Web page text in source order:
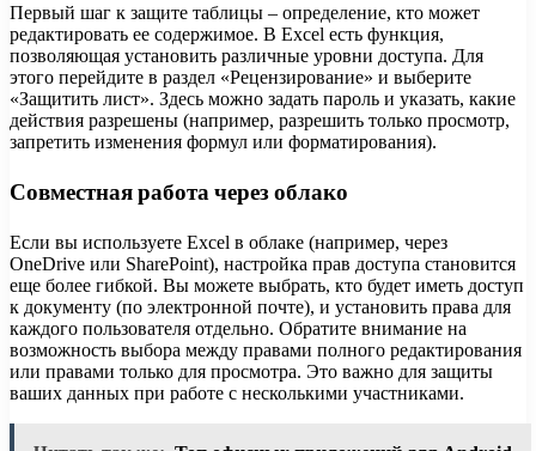
Первый шаг к защите таблицы – определение, кто может
редактировать ее содержимое. В Excel есть функция,
позволяющая установить различные уровни доступа. Для
этого перейдите в раздел «Рецензирование» и выберите
«Защитить лист». Здесь можно задать пароль и указать, какие
действия разрешены (например, разрешить только просмотр,
запретить изменения формул или форматирования).
Совместная работа через облако
Если вы используете Excel в облаке (например, через
OneDrive или SharePoint), настройка прав доступа становится
еще более гибкой. Вы можете выбрать, кто будет иметь доступ
к документу (по электронной почте), и установить права для
каждого пользователя отдельно. Обратите внимание на
возможность выбора между правами полного редактирования
или правами только для просмотра. Это важно для защиты
ваших данных при работе с несколькими участниками.